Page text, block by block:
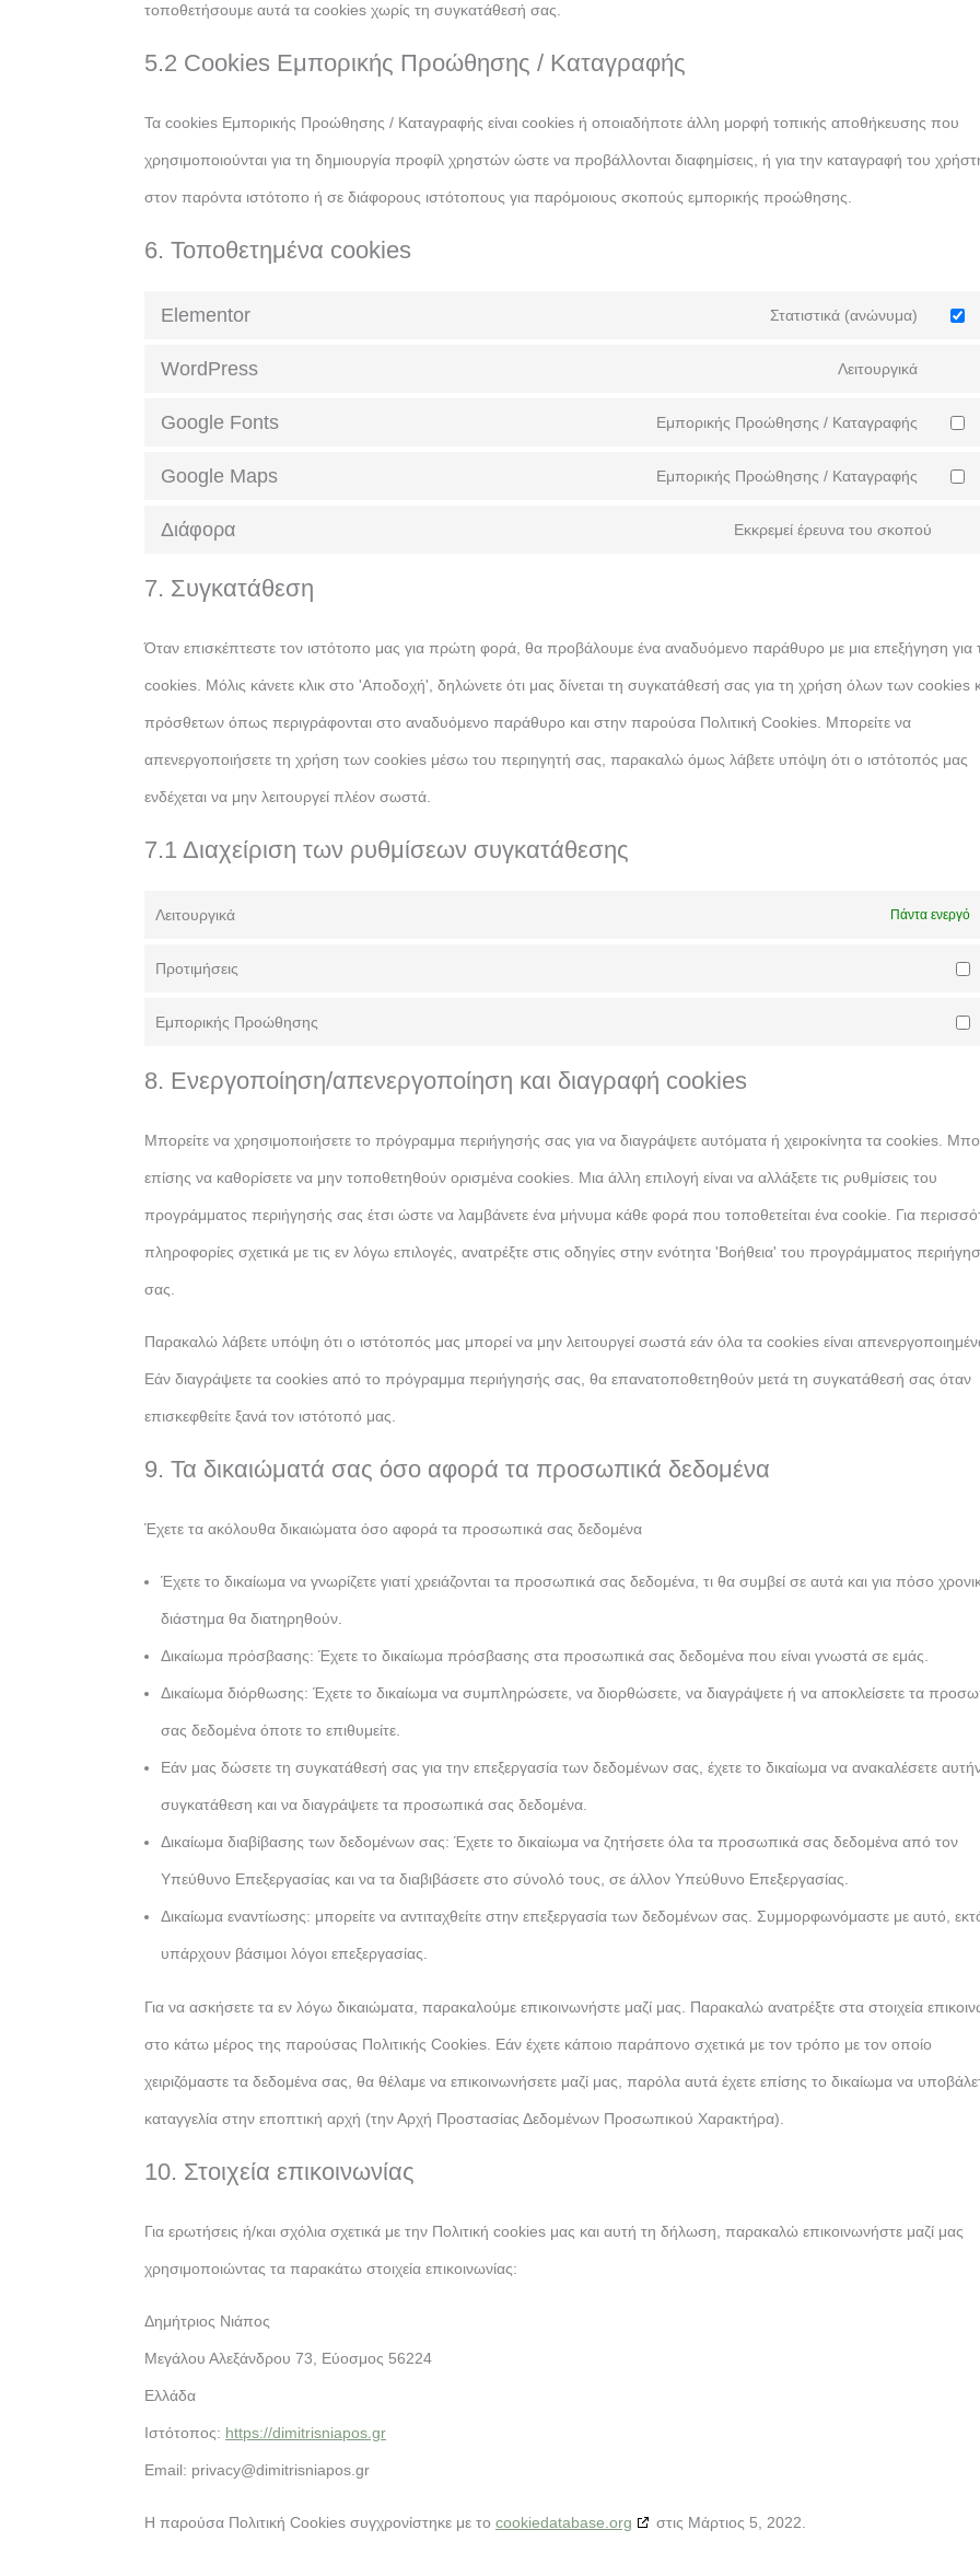
τοποθετήσουμε αυτά τα cookies χωρίς τη συγκατάθεσή σας.
5.2 Cookies Εμπορικής Προώθησης / Καταγραφής
Τα cookies Εμπορικής Προώθησης / Καταγραφής είναι cookies ή οποιαδήποτε άλλη μορφή τοπικής αποθήκευσης που
χρησιμοποιούνται για τη δημιουργία προφίλ χρηστών ώστε να προβάλλονται διαφημίσεις, ή για την καταγραφή του
στον παρόντα ιστότοπο ή σε διάφορους ιστότοπους για παρόμοιους σκοπούς εμπορικής προώθησης.
6. Τοποθετημένα cookies
Elementor Στατιστικά (ανώνυμα)
WordPress Λειτουργικά
Google Fonts Εμπορικής Προώθησης / Καταγραφής
Google Maps Εμπορικής Προώθησης / Καταγραφής
Διάφορα Εκκρεμεί έρευνα του σκοπού
7. Συγκατάθεση
Όταν επισκέπτεστε τον ιστότοπο μας για πρώτη φορά, θα προβάλουμε ένα αναδυόμενο παράθυρο με μια επεξήγηση για
cookies. Μόλις κάνετε κλικ στο 'Αποδοχή', δηλώνετε ότι μας δίνεται τη συγκατάθεσή σας για τη χρήση όλων των cookies
πρόσθετων όπως περιγράφονται στο αναδυόμενο παράθυρο και στην παρούσα Πολιτική Cookies. Μπορείτε να
απενεργοποιήσετε τη χρήση των cookies μέσω του περιηγητή σας, παρακαλώ όμως λάβετε υπόψη ότι ο ιστότοπός μας
ενδέχεται να μην λειτουργεί πλέον σωστά.
7.1 Διαχείριση των ρυθμίσεων συγκατάθεσης
Λειτουργικά Πάντα ενεργό
Προτιμήσεις
Εμπορικής Προώθησης
8. Ενεργοποίηση/απενεργοποίηση και διαγραφή cookies
Μπορείτε να χρησιμοποιήσετε το πρόγραμμα περιήγησής σας για να διαγράψετε αυτόματα ή χειροκίνητα τα cookies.
επίσης να καθορίσετε να μην τοποθετηθούν ορισμένα cookies. Μια άλλη επιλογή είναι να αλλάξετε τις ρυθμίσεις του
προγράμματος περιήγησής σας έτσι ώστε να λαμβάνετε ένα μήνυμα κάθε φορά που τοποθετείται ένα cookie. Για
πληροφορίες σχετικά με τις εν λόγω επιλογές, ανατρέξτε στις οδηγίες στην ενότητα 'Βοήθεια' του προγράμματος
σας.
Παρακαλώ λάβετε υπόψη ότι ο ιστότοπός μας μπορεί να μην λειτουργεί σωστά εάν όλα τα cookies είναι
Εάν διαγράψετε τα cookies από το πρόγραμμα περιήγησής σας, θα επανατοποθετηθούν μετά τη συγκατάθεσή σας όταν
επισκεφθείτε ξανά τον ιστότοπό μας.
9. Τα δικαιώματά σας όσο αφορά τα προσωπικά δεδομένα
Έχετε τα ακόλουθα δικαιώματα όσο αφορά τα προσωπικά σας δεδομένα
Έχετε το δικαίωμα να γνωρίζετε γιατί χρειάζονται τα προσωπικά σας δεδομένα, τι θα συμβεί σε αυτά και για πόσο
διάστημα θα διατηρηθούν.
Δικαίωμα πρόσβασης: Έχετε το δικαίωμα πρόσβασης στα προσωπικά σας δεδομένα που είναι γνωστά σε εμάς.
Δικαίωμα διόρθωσης: Έχετε το δικαίωμα να συμπληρώσετε, να διορθώσετε, να διαγράψετε ή να αποκλείσετε τα
σας δεδομένα όποτε το επιθυμείτε.
Εάν μας δώσετε τη συγκατάθεσή σας για την επεξεργασία των δεδομένων σας, έχετε το δικαίωμα να ανακαλέσετε
συγκατάθεση και να διαγράψετε τα προσωπικά σας δεδομένα.
Δικαίωμα διαβίβασης των δεδομένων σας: Έχετε το δικαίωμα να ζητήσετε όλα τα προσωπικά σας δεδομένα από τον
Υπεύθυνο Επεξεργασίας και να τα διαβιβάσετε στο σύνολό τους, σε άλλον Υπεύθυνο Επεξεργασίας.
Δικαίωμα εναντίωσης: μπορείτε να αντιταχθείτε στην επεξεργασία των δεδομένων σας. Συμμορφωνόμαστε με αυτό,
υπάρχουν βάσιμοι λόγοι επεξεργασίας.
Για να ασκήσετε τα εν λόγω δικαιώματα, παρακαλούμε επικοινωνήστε μαζί μας. Παρακαλώ ανατρέξτε στα στοιχεία
στο κάτω μέρος της παρούσας Πολιτικής Cookies. Εάν έχετε κάποιο παράπονο σχετικά με τον τρόπο με τον οποίο
χειριζόμαστε τα δεδομένα σας, θα θέλαμε να επικοινωνήσετε μαζί μας, παρόλα αυτά έχετε επίσης το δικαίωμα να
καταγγελία στην εποπτική αρχή (την Αρχή Προστασίας Δεδομένων Προσωπικού Χαρακτήρα).
10. Στοιχεία επικοινωνίας
Για ερωτήσεις ή/και σχόλια σχετικά με την Πολιτική cookies μας και αυτή τη δήλωση, παρακαλώ επικοινωνήστε μαζί μας
χρησιμοποιώντας τα παρακάτω στοιχεία επικοινωνίας:
Δημήτριος Νιάπος
Μεγάλου Αλεξάνδρου 73, Εύοσμος 56224
Ελλάδα
Ιστότοπος: https://dimitrisniapos.gr
Email: privacy@dimitrisniapos.gr
Η παρούσα Πολιτική Cookies συγχρονίστηκε με το cookiedatabase.org στις Μάρτιος 5, 2022.